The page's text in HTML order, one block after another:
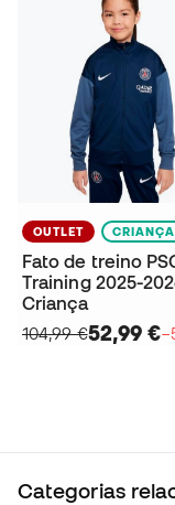
OUTLET
Fato de treino
Training 2025-
Criança
104,99 €52,99 €
Categorias